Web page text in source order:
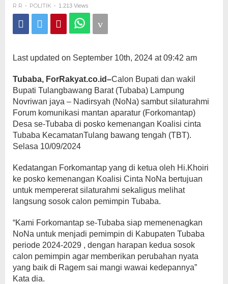
R R - POLITIK - 1.213 Views
Last updated on September 10th, 2024 at 09:42 am
Tubaba, ForRakyat.co.id–Calon Bupati dan wakil
Bupati Tulangbawang Barat (Tubaba) Lampung
Novriwan jaya – Nadirsyah (NoNa) sambut silaturahmi
Forum komunikasi mantan aparatur (Forkomantap)
Desa se-Tubaba di posko kemenangan Koalisi cinta
Tubaba KecamatanTulang bawang tengah (TBT).
Selasa 10/09/2024
Kedatangan Forkomantap yang di ketua oleh Hi.Khoiri
ke posko kemenangan Koalisi Cinta NoNa bertujuan
untuk mempererat silaturahmi sekaligus melihat
langsung sosok calon pemimpin Tubaba.
“Kami Forkomantap se-Tubaba siap memenenagkan
NoNa untuk menjadi pemimpin di Kabupaten Tubaba
periode 2024-2029 , dengan harapan kedua sosok
calon pemimpin agar memberikan perubahan nyata
yang baik di Ragem sai mangi wawai kedepannya”
Kata dia.